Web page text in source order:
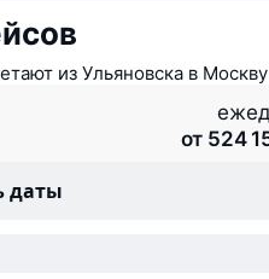
из Ульяновска в Москву
от 524
даты